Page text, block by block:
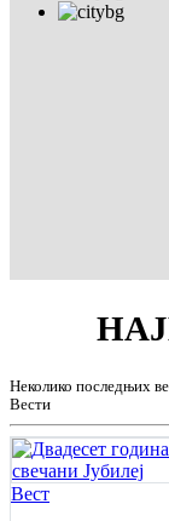
Неколико последњих
Вести
Вест